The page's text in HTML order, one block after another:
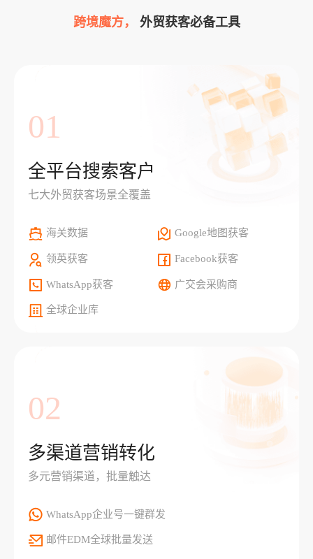
跨境魔方， 外贸获客必备工具
01
全平台搜索客户
七大外贸获客场景全覆盖
海关数据 Google地图获客
领英获客 Facebook获客
WhatsApp获客 广交会采购商
全球企业库
02
多渠道营销转化
多元营销渠道，批量触达
WhatsApp企业号一键群发
邮件EDM全球批量发送